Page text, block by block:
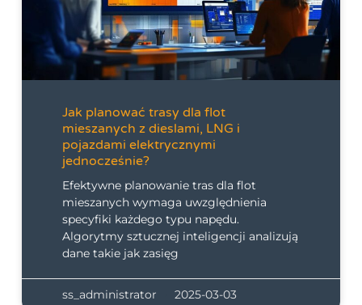
Jak planować trasy dla flot
mieszanych z dieslami, LNG i
pojazdami elektrycznymi
jednocześnie?
Efektywne planowanie tras dla flot
mieszanych wymaga uwzględnienia
specyfiki każdego typu napędu.
Algorytmy sztucznej inteligencji analizują
dane takie jak zasięg
ss_administrator 2025-03-03